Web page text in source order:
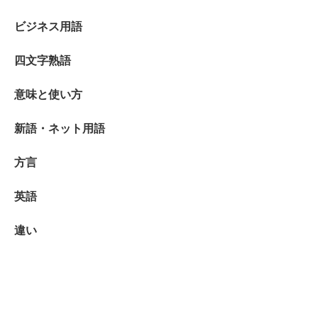
ビジネス用語
四文字熟語
意味と使い方
新語・ネット用語
方言
英語
違い